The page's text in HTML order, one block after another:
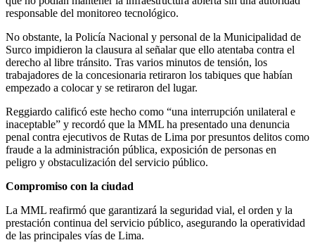
responsable del monitoreo tecnológico.
No obstante, la Policía Nacional y personal de la Municipalidad de
Surco impidieron la clausura al señalar que ello atentaba contra el
derecho al libre tránsito. Tras varios minutos de tensión, los
trabajadores de la concesionaria retiraron los tabiques que habían
empezado a colocar y se retiraron del lugar.
Reggiardo calificó este hecho como “una interrupción unilateral e
inaceptable” y recordó que la MML ha presentado una denuncia
penal contra ejecutivos de Rutas de Lima por presuntos delitos como
fraude a la administración pública, exposición de personas en
peligro y obstaculización del servicio público.
Compromiso con la ciudad
La MML reafirmó que garantizará la seguridad vial, el orden y la
prestación continua del servicio público, asegurando la operatividad
de las principales vías de Lima.